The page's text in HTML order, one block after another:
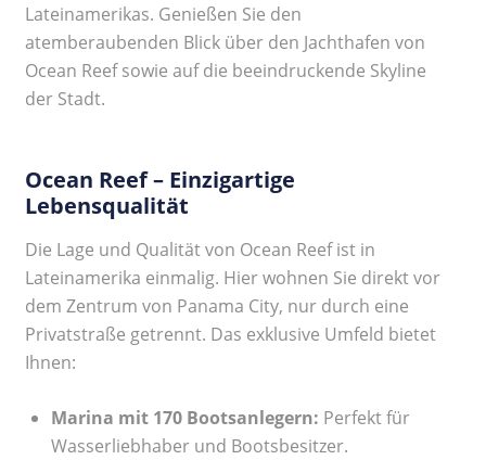
Lateinamerikas. Genießen Sie den
atemberaubenden Blick über den Jachthafen von
Ocean Reef sowie auf die beeindruckende Skyline
der Stadt.
Ocean Reef – Einzigartige
Lebensqualität
Die Lage und Qualität von Ocean Reef ist in
Lateinamerika einmalig. Hier wohnen Sie direkt vor
dem Zentrum von Panama City, nur durch eine
Privatstraße getrennt. Das exklusive Umfeld bietet
Ihnen:
Marina mit 170 Bootsanlegern: Perfekt für
Wasserliebhaber und Bootsbesitzer.